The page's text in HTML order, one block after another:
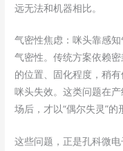
远无法和机器相比。
气密性焦虑：咪头靠感
气密性。传统方案依赖
的位置、固化程度，稍
咪头失效。这类问题在
场后，才以“偶尔失灵”的
这些问题，正是孔科微